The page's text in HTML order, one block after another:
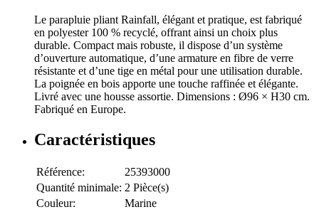
Le parapluie pliant Rainfall, élégant et pratique, est fabriqué
en polyester 100 % recyclé, offrant ainsi un choix plus
durable. Compact mais robuste, il dispose d’un système
d’ouverture automatique, d’une armature en fibre de verre
résistante et d’une tige en métal pour une utilisation durable.
La poignée en bois apporte une touche raffinée et élégante.
Livré avec une housse assortie. Dimensions : Ø96 × H30 cm.
Fabriqué en Europe.
Caractéristiques
Référence:
25393000
Quantité minimale: 2 Pièce(s)
Couleur:
Marine